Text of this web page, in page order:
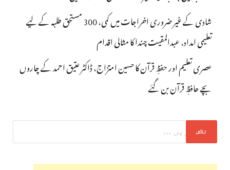
شادی کے غیر ضروری اخراجات میں کمی، 300 مستحق طلبہ کے لیے
تعلیمی امداد، عبدالمقیت چندا کا مثالی اقدام
عصری تعلیم اور حفظِ قرآن کا حسین امتزاج، ڈاکٹر عتیق احمد کے چاروں
بچے حافظِ قرآن بن گئے